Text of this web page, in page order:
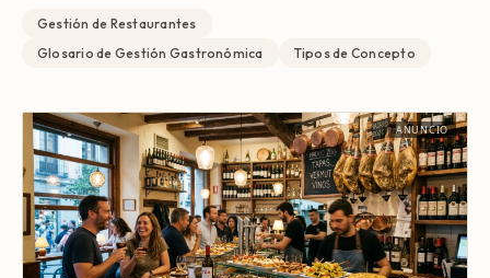
Gestión de Restaurantes
Glosario de Gestión Gastronómica
Tipos de Concepto
ANUNCIO